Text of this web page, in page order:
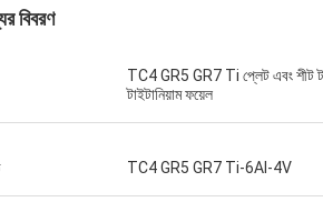
এবং প্রযুক্তিগত সহায়তা আমাকে অনেক
বিবরণ
TC4 GR5 GR7 Ti প্লেট এবং শীট
টাইটানিয়াম ফয়েল
TC4 GR5 GR7 Ti-6Al-4V